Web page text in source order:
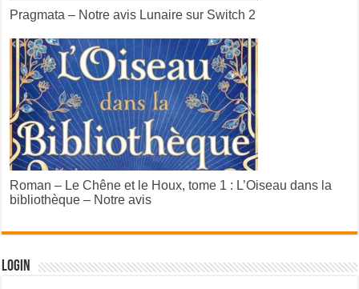
Pragmata – Notre avis Lunaire sur Switch 2
Roman – Le Chêne et le Houx, tome 1 : L’Oiseau dans la
bibliothèque – Notre avis
Login